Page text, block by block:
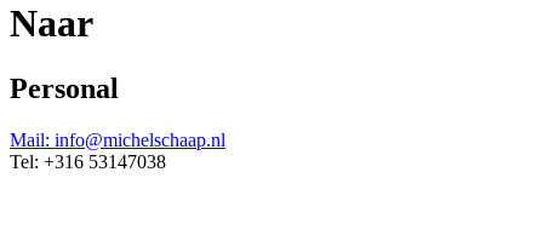
Naar
Personal
Mail: info@michelschaap.nl
Tel: +316 53147038